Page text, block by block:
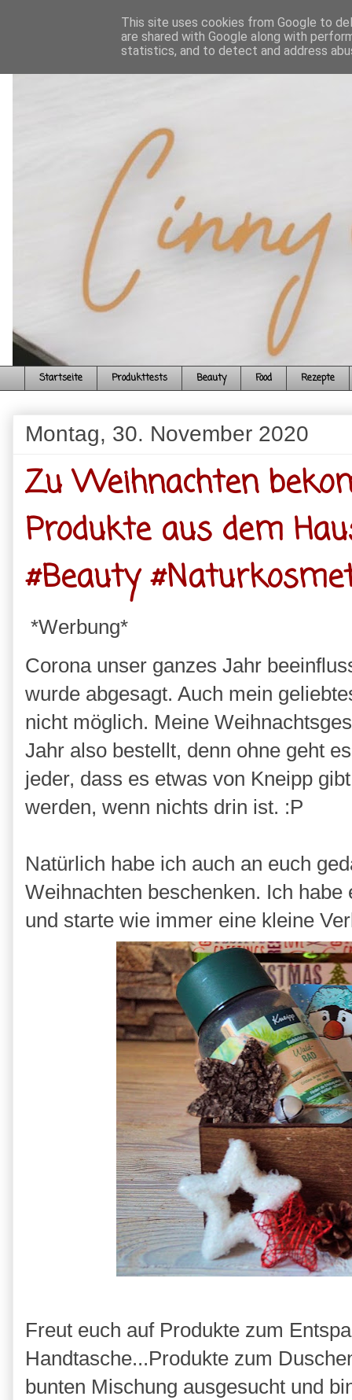
Startseite Produkttests Beauty Food Rezepte
Montag, 30. November 2020
Zu Weihnachten
Produkte aus dem
#Beauty
*Werbung*
Corona unser ganzes Jahr
wurde abgesagt. Auch mein
nicht möglich. Meine
Jahr also bestellt, denn ohne geht
jeder, dass es etwas von Kneipp
werden, wenn nichts drin ist. :P
Natürlich habe ich auch an euch
Weihnachten beschenken. Ich
und starte wie immer eine kleine
Freut euch auf Produkte zum
Handtasche...Produkte zum
bunten Mischung ausgesucht und
This site uses cookies from Google to
are shared with Google along with
statistics, and to detect and address